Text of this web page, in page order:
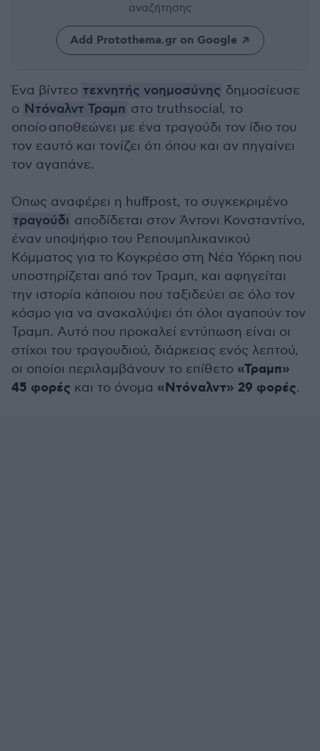
αναζήτησης
Add Protothema.gr on Google
Ένα βίντεο τεχνητής νοημοσύνης δημοσίευσε
ο Ντόναλντ Τραμπ στο truthsocial, το
οποίο αποθεώνει με ένα τραγούδι τον ίδιο του
τον εαυτό και τονίζει ότι όπου και αν πηγαίνει
τον αγαπάνε.
Όπως αναφέρει η huffpost, το συγκεκριμένο
τραγούδι αποδίδεται στον Άντονι Κονσταντίνο,
έναν υποψήφιο του Ρεπουμπλικανικού
Κόμματος για το Κογκρέσο στη Νέα Υόρκη που
υποστηρίζεται από τον Τραμπ, και αφηγείται
την ιστορία κάποιου που ταξιδεύει σε όλο τον
κόσμο για να ανακαλύψει ότι όλοι αγαπούν τον
Τραμπ. Αυτό που προκαλεί εντύπωση είναι οι
στίχοι του τραγουδιού, διάρκειας ενός λεπτού,
οι οποίοι περιλαμβάνουν το επίθετο «Τραμπ»
45 φορές και το όνομα «Ντόναλντ» 29 φορές.